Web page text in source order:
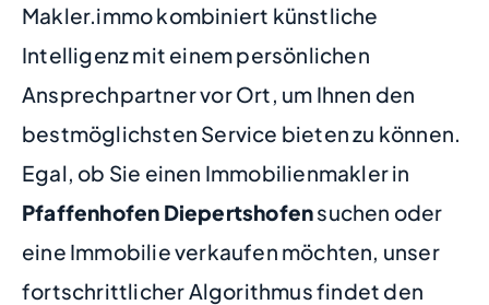
Makler.immo kombiniert künstliche
Intelligenz mit einem persönlichen
Ansprechpartner vor Ort, um Ihnen den
bestmöglichsten Service bieten zu können.
Egal, ob Sie einen Immobilienmakler in
Pfaffenhofen Diepertshofensuchen oder
eine Immobilie verkaufen möchten, unser
fortschrittlicher Algorithmus findet den